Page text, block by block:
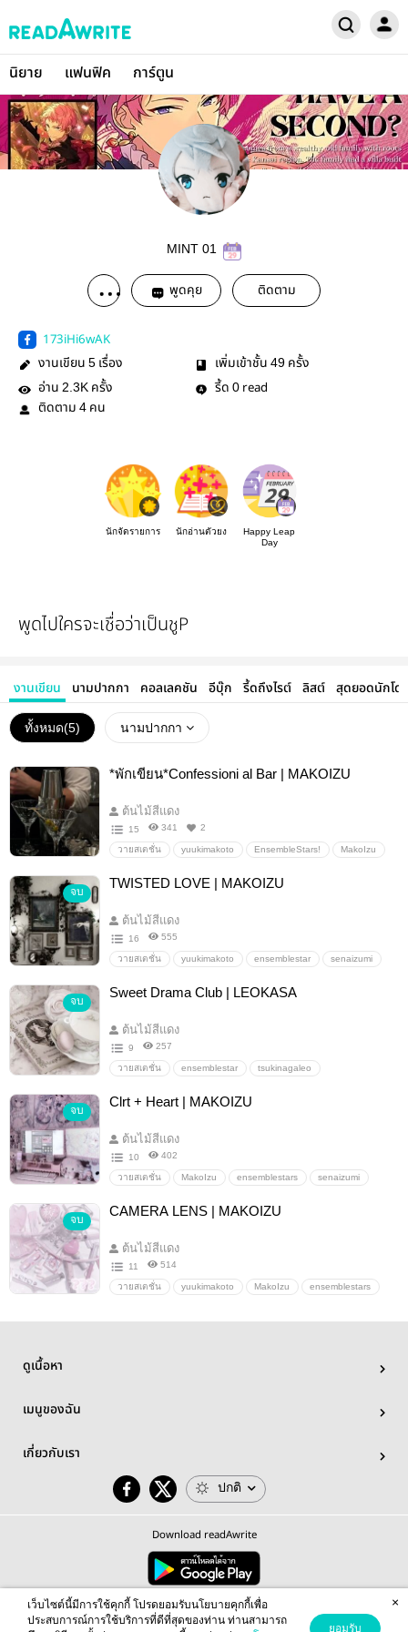
นิยาย แฟนฟิค การ์ตูน
MINT 01
พูดคุย ติดตาม
173iHi6wAK
งานเขียน 5 เรื่อง เพิ่มเข้าชั้น 49 ครั้ง
อ่าน 2.3K ครั้ง รี้ด 0 read
ติดตาม 4 คน
นักจัดรายการ นักอ่านตัวยง
Happy Leap
Day
พูดไปใครจะเชื่อว่าเป็นชูP
งานเขียน นามปากกา คอลเลคชัน อีบุ๊ก รี้ดถึงไรต์ ลิสต์ สุดยอดนักโด
ทั้งหมด(5) นามปากกา
*พักเขียน*Confessioni al Bar | MAKOIZU
ต้นไม้สีแดง
15 341 2
วายสเตชั่น yuukimakoto EnsembleStars! MakoIzu
まこいず
จบ
TWISTED LOVE | MAKOIZU
ต้นไม้สีแดง
16 555
วายสเตชั่น yuukimakoto ensemblestar senaizumi
EnsembleStars!!
จบ
Sweet Drama Club | LEOKASA
ต้นไม้สีแดง
9 257
วายสเตชั่น ensemblestar tsukinagaleo
จบ
Clrt + Heart | MAKOIZU
ต้นไม้สีแดง
10 402
วายสเตชั่น MakoIzu ensemblestars senaizumi
จบ
CAMERA LENS | MAKOIZU
ต้นไม้สีแดง
11 514
วายสเตชั่น yuukimakoto MakoIzu ensemblestars
ดูเนื้อหา
เมนูของฉัน
เกี่ยวกับเรา
ปกติ
Download readAwrite
© 2026 readAwrite.com by MEB Corporation Public Company Limited
This site is protected by reCAPTCHA and the Google Privacy Policy Terms of Serviceapply.
เว็บไซต์นี้มีการใช้คุกกี้ โปรดยอมรับนโยบายคุกกี้เพื่อ
ประสบการณ์การใช้บริการที่ดีที่สุดของท่าน ท่านสามารถ
ยอมรับ
×